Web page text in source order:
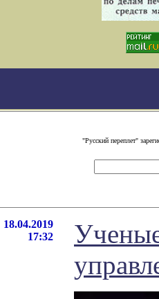
"Русский переплет"
18.04.2019
17:32